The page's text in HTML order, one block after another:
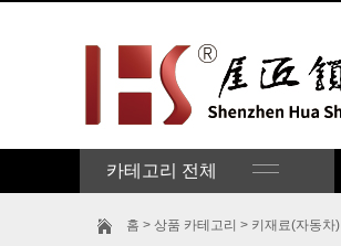
카테고리 전체
홈 > 상품 카테고리 > 키재료(자동차)